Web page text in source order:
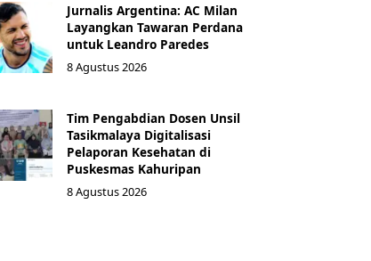
Jurnalis Argentina: AC Milan
Layangkan Tawaran Perdana
untuk Leandro Paredes
8 Agustus 2026
Tim Pengabdian Dosen Unsil
Tasikmalaya Digitalisasi
Pelaporan Kesehatan di
Puskesmas Kahuripan
8 Agustus 2026